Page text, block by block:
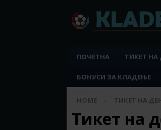
ПОЧЕТНА ТИКЕТ НА
БОНУСИ ЗА КЛАДЕЊЕ
HOME ТИКЕТ НА
Тикет на